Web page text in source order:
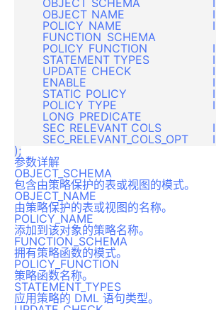
参数详解
OBJECT_SCHEMA
包含由策略保护的表或视图的模式。
OBJECT_NAME
由策略保护的表或视图的名称。
POLICY_NAME
添加到该对象的策略名称。
FUNCTION_SCHEMA
拥有策略函数的模式。
POLICY_FUNCTION
策略函数名称。
STATEMENT_TYPES
应用策略的 DML 语句类型。